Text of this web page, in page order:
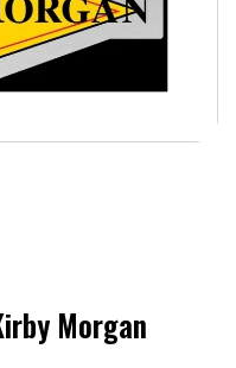
Morgan